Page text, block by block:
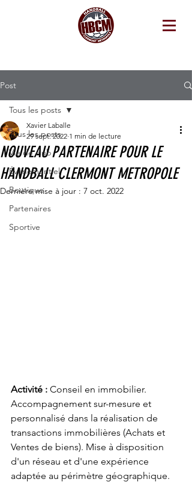
Post
Tous les posts
Vie de club
Événementiel
Boutique
Partenaires
Sportive
Tous les posts
NOUVEAU PARTENAIRE POUR LE
HANDBALL CLERMONT METROPOLE
Xavier Laballe
29 sept. 2022 1 min de lecture
Dernière mise à jour : 7 oct. 2022
Activité : Conseil en immobilier.
Accompagnement sur-mesure et
personnalisé dans la réalisation de
transactions immobilières (Achats et
Ventes de biens). Mise à disposition
d'un réseau et d'une expérience
adaptée au périmètre géographique.